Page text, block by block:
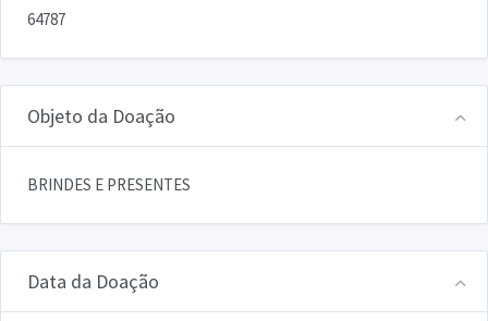
64787
Objeto da Doação
BRINDES E PRESENTES
Data da Doação